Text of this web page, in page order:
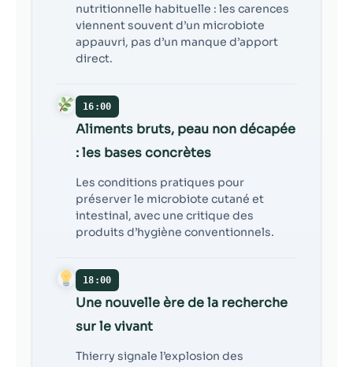
nutritionnelle habituelle : les carences
viennent souvent d’un microbiote
appauvri, pas d’un manque d’apport
direct.
16:00
Aliments bruts, peau non décapée
: les bases concrètes
Les conditions pratiques pour
préserver le microbiote cutané et
intestinal, avec une critique des
produits d’hygiène conventionnels.
18:00
Une nouvelle ère de la recherche
sur le vivant
Thierry signale l’explosion des